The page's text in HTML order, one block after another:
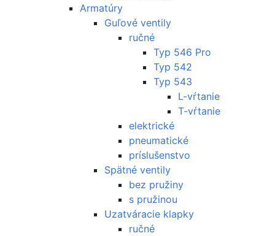
Armatúry
Guľové ventily
ručné
Typ 546 Pro
Typ 542
Typ 543
L-vŕtanie
T-vŕtanie
elektrické
pneumatické
príslušenstvo
Spätné ventily
bez pružiny
s pružinou
Uzatváracie klapky
ručné